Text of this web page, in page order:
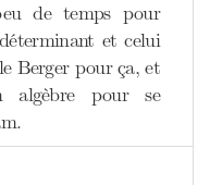
de temps pour
et celui
Berger pour ça, et
algèbre pour se